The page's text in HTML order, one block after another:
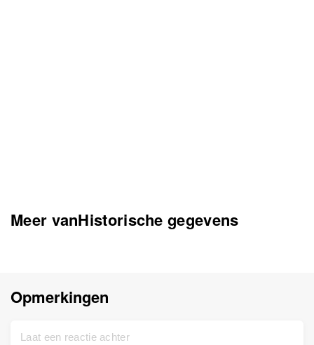
Meer vanHistorische gegevens
Opmerkingen